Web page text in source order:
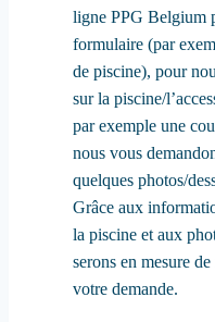
ligne PPG Belgium
formulaire (par
de piscine), pour
sur la piscine/
par exemple une
nous vous
quelques photos/
Grâce aux
la piscine et aux
serons en mesure
votre demande.